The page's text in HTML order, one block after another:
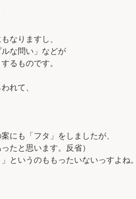
なりますし、
な問い」などが
るものです。
れて、
にも「フタ」をしましたが、
たと思います。反省）
というのももったいないっすよね。